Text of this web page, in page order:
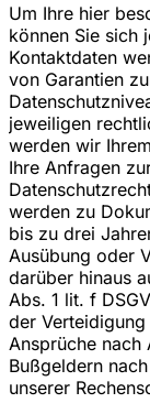
Um Ihre hier
können Sie sich
Kontaktdaten
von Garantien
jeweiligen
werden wir
Ihre Anfragen
werden zu
bis zu drei
Ausübung oder
darüber hinaus
Abs. 1 lit. f
der
Ansprüche nach
Bußgeldern
unserer